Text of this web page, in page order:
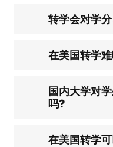
转学会对学
在美国转学
国内大学对
吗?
在美国转学